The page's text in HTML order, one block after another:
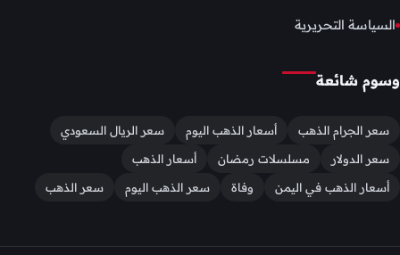
السياسة التحريرية
وسوم شائعة
سعر الجرام الذهب أسعار الذهب اليوم
سعر الريال السعودي
سعر الدولار
مسلسلات رمضان
أسعار الذهب
أسعار الذهب في اليمن
وفاة سعر الذهب اليوم سعر الذهب